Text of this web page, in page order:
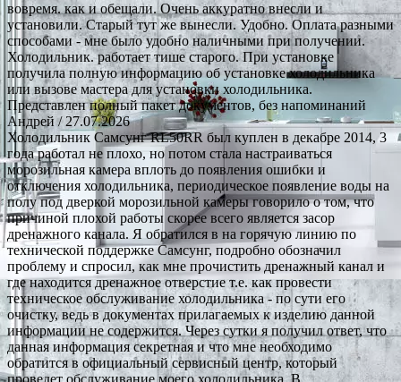
вовремя. как и обещали. Очень аккуратно внесли и
установили. Старый тут же вынесли. Удобно. Оплата разными
способами - мне было удобно наличными при получении.
Холодильник. работает тише старого. При установке
получила полную информацию об установке холодильника
или вызове мастера для установки холодильника.
Представлен полный пакет документов, без напоминаний
Андрей/ 27.07.2026
Холодильник Самсунг RL50RR был куплен в декабре 2014, 3
года работал не плохо, но потом стала настраиваться
морозильная камера вплоть до появления ошибки и
отключения холодильника, периодическое появление воды на
полу под дверкой морозильной камеры говорило о том, что
причиной плохой работы скорее всего является засор
дренажного канала. Я обратился в на горячую линию по
технической поддержке Самсунг, подробно обозначил
проблему и спросил, как мне прочистить дренажный канал и
где находится дренажное отверстие т.е. как провести
техническое обслуживание холодильника - по сути его
очистку, ведь в документах прилагаемых к изделию данной
информации не содержится. Через сутки я получил ответ, что
данная информация секретная и что мне необходимо
обратится в официальный сервисный центр, который
проведет обслуживание моего холодильника. В